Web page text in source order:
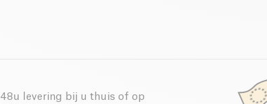
48u levering bij u thuis of op